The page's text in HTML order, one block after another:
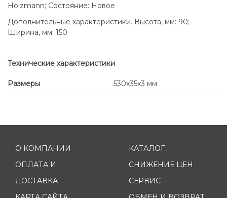
Holzmann; Состояние: Новое
Дополнительные характеристики. Высота, мм: 90;
Ширина, мм: 150
Технические характеристики
Размеры 530x35x3 мм
О КОМПАНИИ
ОПЛАТА И
ДОСТАВКА
КАТАЛОГ
СНИЖЕНИЕ ЦЕН
СЕРВИС